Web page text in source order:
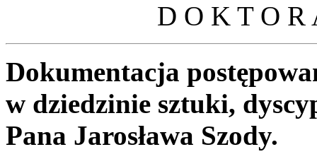
D O K T O
Dokumentacja
w dziedzinie sztuki,
Pana Jarosława Szody.